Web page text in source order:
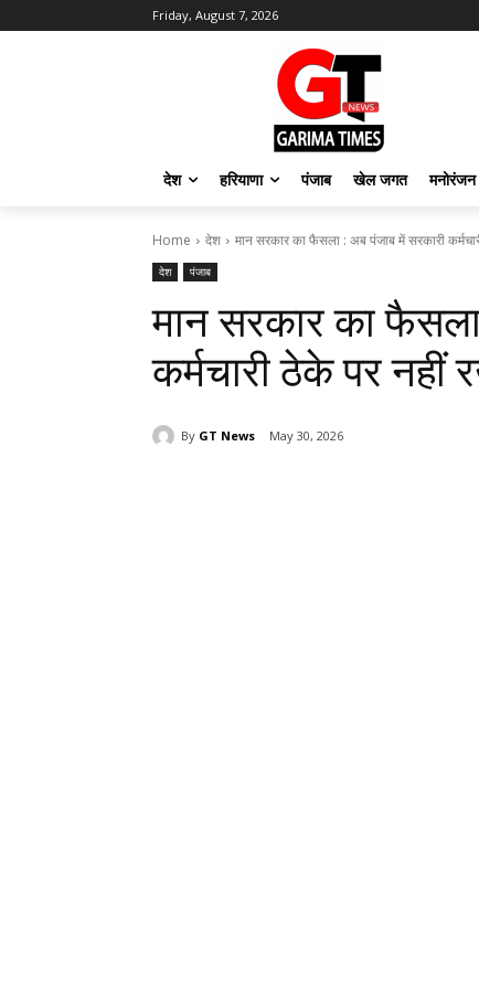
Friday, August 7, 2026
देश हरियाणा पंजाब खेल जगत मनोरंजन
Home देश मान सरकार का फैसला : अब पंजाब में सरकारी
देश पंजाब
मान सरकार का
कर्मचारी ठेके पर नहीं
By GT News May 30, 2026